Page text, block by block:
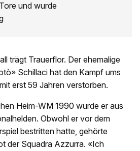
und wurde
trägt Trauerflor. Der ehemalige
Schillaci hat den Kampf ums
erst 59 Jahren verstorben.
Heim-WM 1990 wurde er aus
Obwohl er vor dem
bestritten hatte, gehörte
der Squadra Azzurra. «Ich